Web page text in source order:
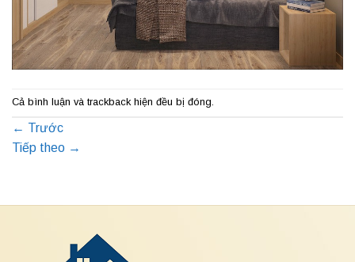
Cả bình luận và trackback hiện đều bị đóng.
← Trước
Tiếp theo →